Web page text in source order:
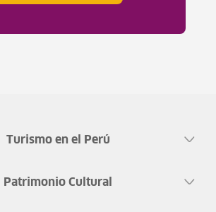
Turismo en el Perú
Patrimonio Cultural